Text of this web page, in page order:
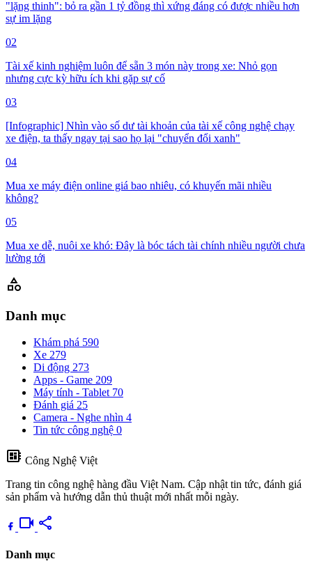
"lặng thinh": bỏ ra gần 1 tỷ đồng thì xứng đáng có được nhiều hơn
sự im lặng
02
Tài xế kinh nghiệm luôn để sẵn 3 món này trong xe: Nhỏ gọn
nhưng cực kỳ hữu ích khi gặp sự cố
03
[Infographic] Nhìn vào số dư tài khoản của tài xế công nghệ chạy
xe điện, ta thấy ngay tại sao họ lại "chuyển đổi xanh"
04
Mua xe máy điện online giá bao nhiêu, có khuyến mãi nhiều
không?
05
Mua xe dễ, nuôi xe khó: Đây là bóc tách tài chính nhiều người chưa
lường tới
category
Danh mục
Khám phá 590
Xe 279
Di động 273
Apps - Game 209
Máy tính - Tablet 70
Đánh giá 25
Camera - Nghe nhìn 4
Tin tức công nghệ 0
developer_board Công Nghệ Việt
Trang tin công nghệ hàng đầu Việt Nam. Cập nhật tin tức, đánh giá
sản phẩm và hướng dẫn thủ thuật mới nhất mỗi ngày.
videocam share
Danh mục